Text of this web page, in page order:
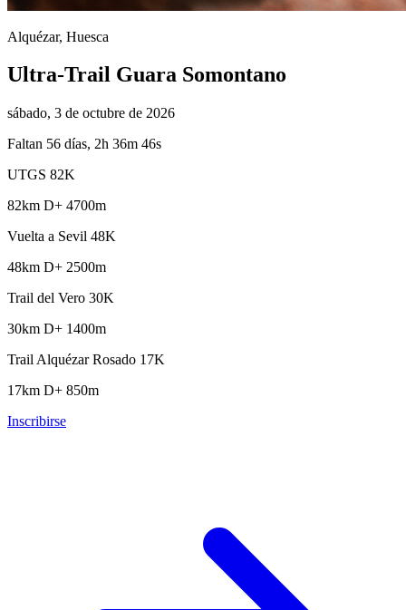
Alquézar, Huesca
Ultra-Trail Guara Somontano
sábado, 3 de octubre de 2026
Faltan 56 días, 2h 36m 45s
UTGS 82K
82km D+ 4700m
Vuelta a Sevil 48K
48km D+ 2500m
Trail del Vero 30K
30km D+ 1400m
Trail Alquézar Rosado 17K
17km D+ 850m
Inscribirse